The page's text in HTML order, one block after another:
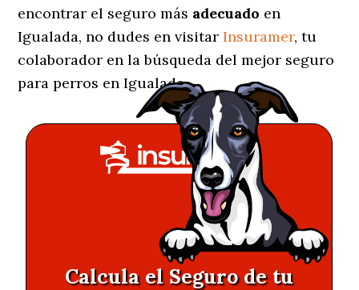
encontrar el seguro más adecuado en
Igualada, no dudes en visitarInsuramer, tu
colaborador en la búsqueda del mejor seguro
para perros en Igualada.
Calcula el Seguro de tu